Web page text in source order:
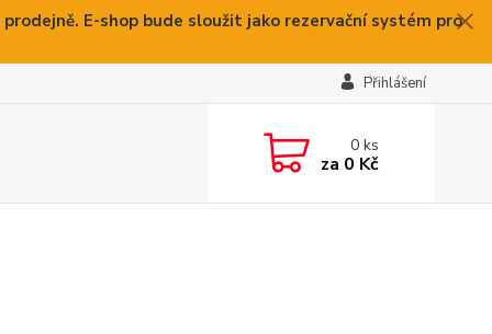
E-shop bude sloužit jako rezervační systém pro
Přihlášení
0ks
za 0 Kč